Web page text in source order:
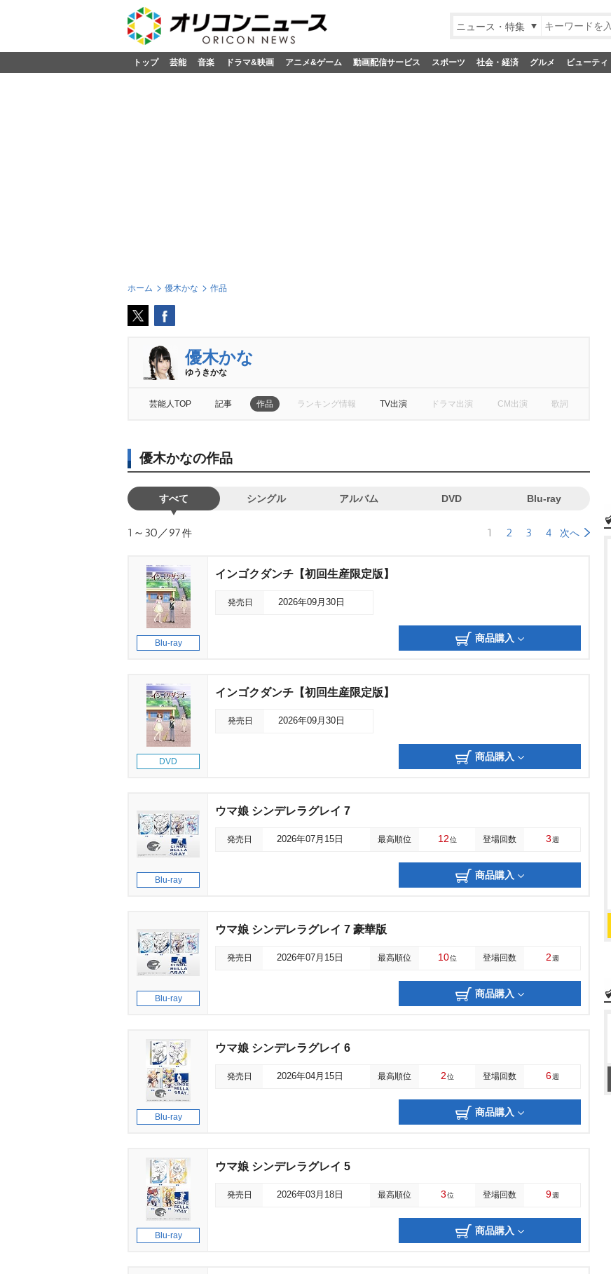
ニュース・特集
トップ 芸能 音楽 ドラマ&映画 アニメ&ゲーム 動画配信サービス スポーツ 社会・経済 グルメ ビューティ
ホーム 優木かな 作品
優木かな
ゆうきかな
芸能人TOP 記事 作品 ランキング情報 TV出演 ドラマ出演 CM出演 歌詞
優木かなの作品
すべて シングル アルバム DVD Blu-ray
1～30／97件 1 2 3 4 次へ
Blu-ray
インゴクダンチ【初回生産限定版】
発売日 2026年09月30日
商品購入
DVD
インゴクダンチ【初回生産限定版】
発売日 2026年09月30日
商品購入
Blu-ray
ウマ娘 シンデレラグレイ 7
発売日 2026年07月15日 最高順位 12位 登場回数 3週
商品購入
Blu-ray
ウマ娘 シンデレラグレイ 7 豪華版
発売日 2026年07月15日 最高順位 10位 登場回数 2週
商品購入
Blu-ray
ウマ娘 シンデレラグレイ 6
発売日 2026年04月15日 最高順位 2位 登場回数 6週
商品購入
Blu-ray
ウマ娘 シンデレラグレイ 5
発売日 2026年03月18日 最高順位 3位 登場回数 9週
商品購入